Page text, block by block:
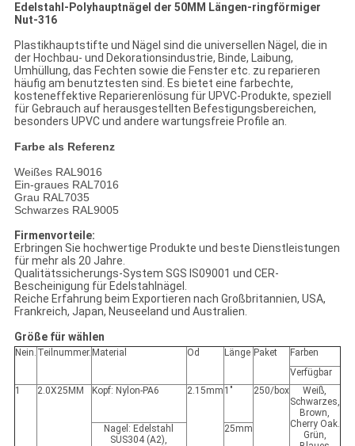
Edelstahl-Polyhauptnägel der 50MM Längen-ringförmiger
Nut-316
Plastikhauptstifte und Nägel sind die universellen Nägel, die in
der Hochbau- und Dekorationsindustrie, Binde, Laibung,
Umhüllung, das Fechten sowie die Fenster etc. zu reparieren
häufig am benutztesten sind. Es bietet eine farbechte,
kosteneffektive Reparierenlösung für UPVC-Produkte, speziell
für Gebrauch auf herausgestellten Befestigungsbereichen,
besonders UPVC und andere wartungsfreie Profile an.
Farbe als Referenz
Weißes RAL9016
Ein-graues RAL7016
Grau RAL7035
Schwarzes RAL9005
Firmenvorteile:
Erbringen Sie hochwertige Produkte und beste Dienstleistungen
für mehr als 20 Jahre.
Qualitätssicherungs-System SGS IS09001 und CER-
Bescheinigung für Edelstahlnägel.
Reiche Erfahrung beim Exportieren nach Großbritannien, USA,
Frankreich, Japan, Neuseeland und Australien.
Größe für wählen
Nein. Teilnummer. Material Od Länge Paket
Farben
Verfügbar
1
2.0X25MM Kopf: Nylon-PA6 2.15mm 1" 250/box
Weiß,
Schwarzes,
Brown,
Cherry Oak.
Grün,
Nagel: Edelstahl
SUS304 (A2),
25mm